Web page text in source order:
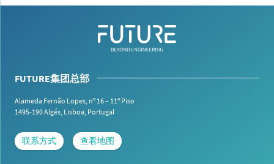
FUTURE集团总部
Alameda Fernão Lopes, nº 16 – 11º Piso
1495-190 Algés, Lisboa, Portugal
联系方式 查看地图